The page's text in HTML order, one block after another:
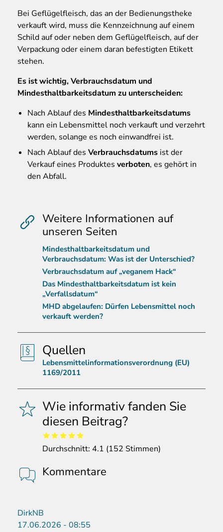
Bei Geflügelfleisch, das an der Bedienungstheke
verkauft wird, muss die Kennzeichnung auf einem
Schild auf oder neben dem Geflügelfleisch, auf der
Verpackung oder einem daran befestigten Etikett
stehen.
Es ist wichtig, Verbrauchsdatum und
Mindesthaltbarkeitsdatum zu unterscheiden:
Nach Ablauf des Mindesthaltbarkeitsdatums
kann ein Lebensmittel noch verkauft und verzehrt
werden, solange es noch einwandfrei ist.
Nach Ablauf des Verbrauchsdatums ist der
Verkauf eines Produktes verboten, es gehört in
den Abfall.
Weitere Informationen auf
unseren Seiten
Mindesthaltbarkeitsdatum und
Verbrauchsdatum: Was ist der Unterschied?
Verbrauchsdatum auf „veganem Hack“
Das Mindesthaltbarkeitsdatum ist kein
„Verfallsdatum“
MHD abgelaufen: Dürfen Lebensmittel noch
verkauft werden?
Quellen
Lebensmittelinformationsverordnung (EU)
1169/2011
Wie informativ fanden Sie
diesen Beitrag?
Durchschnitt: 4.1 (152 Stimmen)
Kommentare
DirkNB
17.06.2026 - 08:55